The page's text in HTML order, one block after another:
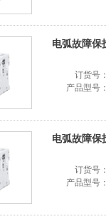
电弧故障
订货号
产品型号
电弧故障
订货号
产品型号